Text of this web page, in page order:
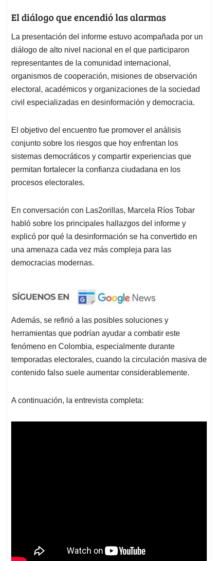
El diálogo que encendió las alarmas
La presentación del informe estuvo acompañada por un
diálogo de alto nivel nacional en el que participaron
representantes de la comunidad internacional,
organismos de cooperación, misiones de observación
electoral, académicos y organizaciones de la sociedad
civil especializadas en desinformación y democracia.
El objetivo del encuentro fue promover el análisis
conjunto sobre los riesgos que hoy enfrentan los
sistemas democráticos y compartir experiencias que
permitan fortalecer la confianza ciudadana en los
procesos electorales.
En conversación con Las2orillas, Marcela Ríos Tobar
habló sobre los principales hallazgos del informe y
explicó por qué la desinformación se ha convertido en
una amenaza cada vez más compleja para las
democracias modernas.
Además, se refirió a las posibles soluciones y
herramientas que podrían ayudar a combatir este
fenómeno en Colombia, especialmente durante
temporadas electorales, cuando la circulación masiva de
contenido falso suele aumentar considerablemente.
A continuación, la entrevista completa: